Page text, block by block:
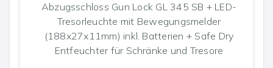
Abzugsschloss Gun Lock GL 345 SB + LED-
Tresorleuchte mit Bewegungsmelder
(188x27x11mm) inkl. Batterien + Safe Dry
Entfeuchter für Schränke und Tresore